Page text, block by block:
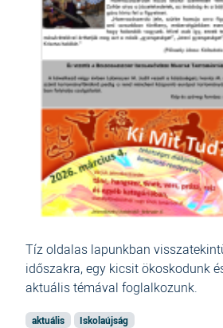
Tíz oldalas lapunkban
időszakra, egy kicsit ökoskodunk
aktuális témával foglalkozunk.
aktuális Iskolaújság